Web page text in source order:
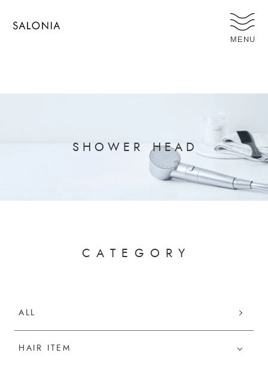
MENU
S H O W E R HEA D
C A T E G O R Y
ALL
HAIR ITEM